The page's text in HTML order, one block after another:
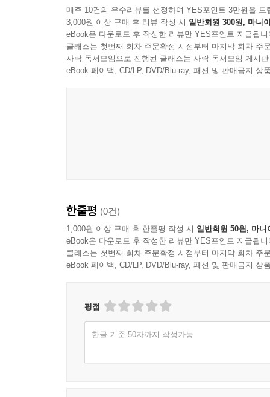
매주 10건의 우수리뷰를 선정하여 YES포인트 3만원을 드
3,000원 이상 구매 후 리뷰 작성 시 일반회원 300원, 마니
eBook은 다운로드 후 작성한 리뷰만 YES포인트 지급됩니
클래스는 첫번째 회차 주문확정 시점부터 마지막 회차 주
사락 독서모임으로 진행된 클래스는 사락 독서모임 게시
eBook 페이백, CD/LP, DVD/Blu-ray, 패션 및 판매금지 상
한줄평 (0건)
1,000원 이상 구매 후 한줄평 작성 시 일반회원 50원, 마니
eBook은 다운로드 후 작성한 리뷰만 YES포인트 지급됩니
클래스는 첫번째 회차 주문확정 시점부터 마지막 회차 주
eBook 페이백, CD/LP, DVD/Blu-ray, 패션 및 판매금지 상
평점
한글 기준 50자까지 작성가능